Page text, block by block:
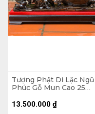
Tượng Phật Di Lặc Ngũ
Phúc Gỗ Mun Cao 25
13.500.000 ₫